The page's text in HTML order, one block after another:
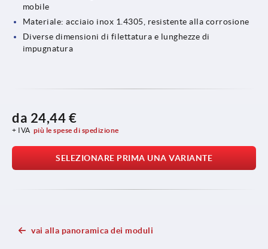
mobile
Materiale: acciaio inox 1.4305, resistente alla corrosione
Diverse dimensioni di filettatura e lunghezze di
impugnatura
da 24,44 €
+ IVA più le spese di spedizione
SELEZIONARE PRIMA UNA VARIANTE
vai alla panoramica dei moduli